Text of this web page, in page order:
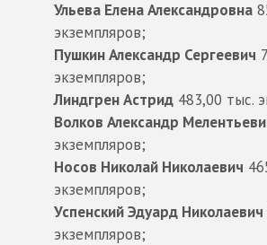
Ульева Елена Александровна
экземпляров;
Пушкин Александр Сергеевич
экземпляров;
Линдгрен Астрид 483,00 тыс.
Волков Александр
экземпляров;
Носов Николай Николаевич
экземпляров;
Успенский Эдуард Николаевич
экземпляров;